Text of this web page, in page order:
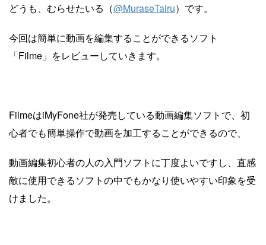
どうも、むらせたいる（@MuraseTairu）です。
今回は簡単に動画を編集することができるソフト
「Filme」をレビューしていきます。
FilmeはiMyFone社が発売している動画編集ソフトで、初
心者でも簡単操作で動画を加工することができるので、
動画編集初心者の人の入門ソフトに丁度よいですし、直感
敵に使用できるソフトの中でもかなり使いやすい印象を受
けました。